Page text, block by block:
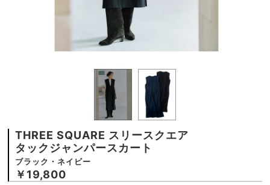
THREE SQUARE スリースクエア
タックジャンパースカート
ブラック・ネイビー
￥19,800